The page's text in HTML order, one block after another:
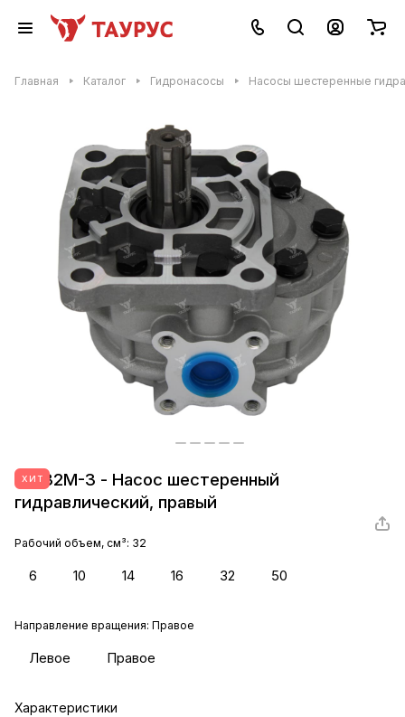
Главная Каталог Гидронасосы Насосы шестеренные
ХИТ
НШ32М-3 - Насос шестеренный
гидравлический, правый
Рабочий объем, см³: 32
6 10 14 16 32 50
Направление вращения: Правое
Левое Правое
Характеристики